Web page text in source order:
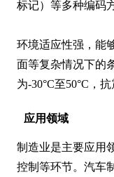
标记）等多种编码
环境适应性强，能
面等复杂情况下的
为-30°C至50°C，
应用领域
制造业是主要应用
控制等环节。汽车